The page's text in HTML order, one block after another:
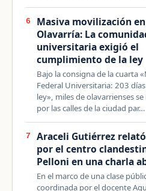
6
Masiva movilización en
Olavarría: La
universitaria exigió el
cumplimiento de la ley
Bajo la consigna de la cuarta
Federal Universitaria: 203
ley», miles de olavarrienses
por las calles de la ciudad par…
7
Araceli Gutiérrez
por el centro
Pelloni en una charla
En el marco de una clase
coordinada por el docente